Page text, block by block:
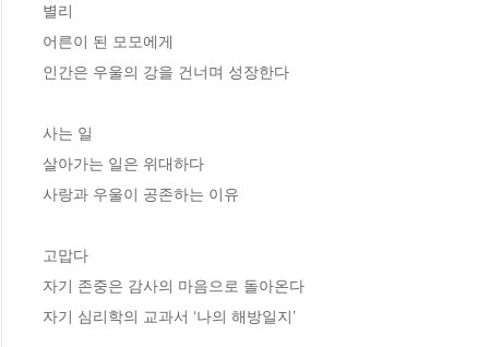
별리
어른이 된 모모에게
인간은 우울의 강을 건너며 성장한다
사는 일
살아가는 일은 위대하다
사랑과 우울이 공존하는 이유
고맙다
자기 존중은 감사의 마음으로 돌아온다
자기 심리학의 교과서 ‘나의 해방일지’